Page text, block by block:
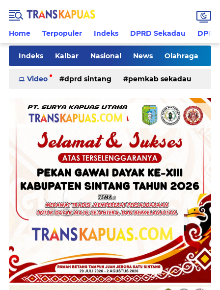
Home Terpopuler Indeks DPRD Sekadau
Indeks Kalbar Nasional News Olahraga
Pilkades Rohani Sanggau Sekadau
kriminal
Video dprd sintang pemkab sekadau